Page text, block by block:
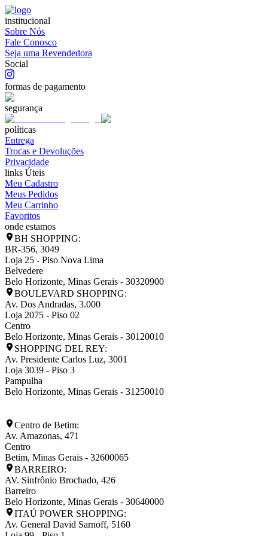
institucional
Sobre Nós
Fale Conosco
Seja uma Revendedora
Social
formas de pagamento
segurança
políticas
Entrega
Trocas e Devoluções
Privacidade
links Úteis
Meu Cadastro
Meus Pedidos
Meu Carrinho
Favoritos
onde estamos
BH SHOPPING:
BR-356, 3049
Loja 25 - Piso Nova Lima
Belvedere
Belo Horizonte, Minas Gerais - 30320900
BOULEVARD SHOPPING:
Av. Dos Andradas, 3.000
Loja 2075 - Piso 02
Centro
Belo Horizonte, Minas Gerais - 30120010
SHOPPING DEL REY:
Av. Presidente Carlos Luz, 3001
Loja 3039 - Piso 3
Pampulha
Belo Horizonte, Minas Gerais - 31250010
Centro de Betim:
Av. Amazonas, 471
Centro
Betim, Minas Gerais - 32600065
BARREIRO:
AV. Sinfrônio Brochado, 426
Barreiro
Belo Horizonte, Minas Gerais - 30640000
ITAÚ POWER SHOPPING:
Av. General David Sarnoff, 5160